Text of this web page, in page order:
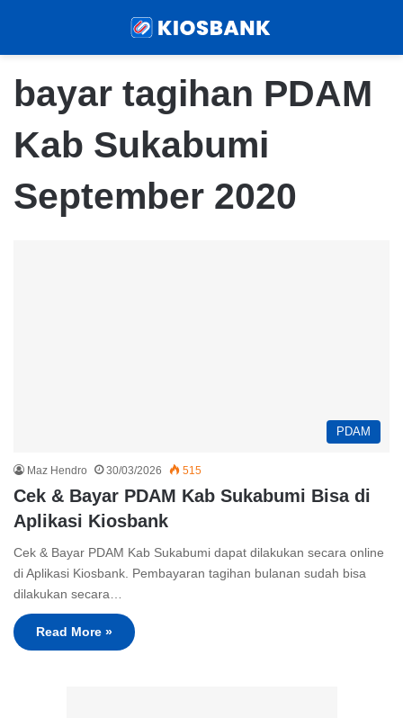
bayar tagihan PDAM
Kab Sukabumi
September 2020
PDAM
Maz Hendro 30/03/2026 515
Cek & Bayar PDAM Kab Sukabumi Bisa di
Aplikasi Kiosbank
Cek & Bayar PDAM Kab Sukabumi dapat dilakukan secara online
di Aplikasi Kiosbank. Pembayaran tagihan bulanan sudah bisa
dilakukan secara…
Read More »